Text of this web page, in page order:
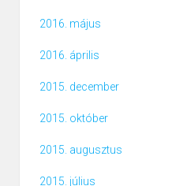
2016. május
2016. április
2015. december
2015. október
2015. augusztus
2015. július